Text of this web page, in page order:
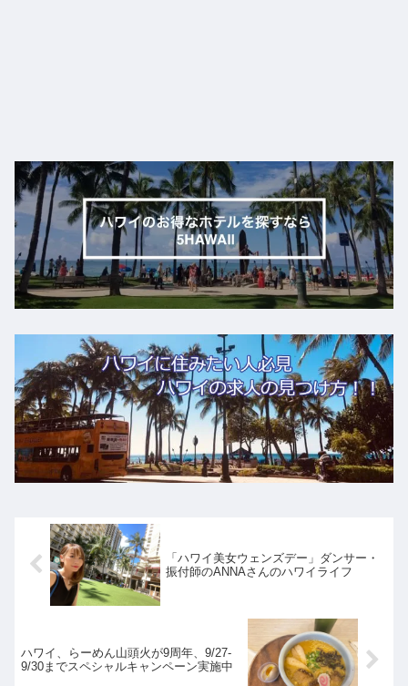
「ハワイ美女ウェンズデー」ダンサー・
振付師のANNAさんのハワイライフ
ハワイ、らーめん山頭火が9周年、9/27-
9/30までスペシャルキャンペーン実施中